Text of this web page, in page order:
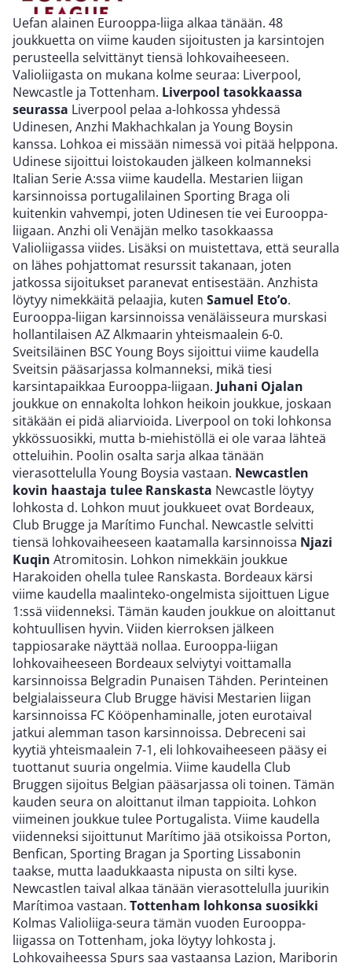
Uefan alainen Eurooppa-liiga alkaa tänään. 48
joukkuetta on viime kauden sijoitusten ja karsintojen
perusteella selvittänyt tiensä lohkovaiheeseen.
Valioliigasta on mukana kolme seuraa: Liverpool,
Newcastle ja Tottenham. Liverpool tasokkaassa
seurassa Liverpool pelaa a-lohkossa yhdessä
Udinesen, Anzhi Makhachkalan ja Young Boysin
kanssa. Lohkoa ei missään nimessä voi pitää helppona.
Udinese sijoittui loistokauden jälkeen kolmanneksi
Italian Serie A:ssa viime kaudella. Mestarien liigan
karsinnoissa portugalilainen Sporting Braga oli
kuitenkin vahvempi, joten Udinesen tie vei Eurooppa-
liigaan. Anzhi oli Venäjän melko tasokkaassa
Valioliigassa viides. Lisäksi on muistettava, että seuralla
on lähes pohjattomat resurssit takanaan, joten
jatkossa sijoitukset paranevat entisestään. Anzhista
löytyy nimekkäitä pelaajia, kuten Samuel Eto’o.
Eurooppa-liigan karsinnoissa venäläisseura murskasi
hollantilaisen AZ Alkmaarin yhteismaalein 6-0.
Sveitsiläinen BSC Young Boys sijoittui viime kaudella
Sveitsin pääsarjassa kolmanneksi, mikä tiesi
karsintapaikkaa Eurooppa-liigaan. Juhani Ojalan
joukkue on ennakolta lohkon heikoin joukkue, joskaan
sitäkään ei pidä aliarvioida. Liverpool on toki lohkonsa
ykkössuosikki, mutta b-miehistöllä ei ole varaa lähteä
otteluihin. Poolin osalta sarja alkaa tänään
vierasottelulla Young Boysia vastaan. Newcastlen
kovin haastaja tulee Ranskasta Newcastle löytyy
lohkosta d. Lohkon muut joukkueet ovat Bordeaux,
Club Brugge ja Marítimo Funchal. Newcastle selvitti
tiensä lohkovaiheeseen kaatamalla karsinnoissa Njazi
Kuqin Atromitosin. Lohkon nimekkäin joukkue
Harakoiden ohella tulee Ranskasta. Bordeaux kärsi
viime kaudella maalinteko-ongelmista sijoittuen Ligue
1:ssä viidenneksi. Tämän kauden joukkue on aloittanut
kohtuullisen hyvin. Viiden kierroksen jälkeen
tappiosarake näyttää nollaa. Eurooppa-liigan
lohkovaiheeseen Bordeaux selviytyi voittamalla
karsinnoissa Belgradin Punaisen Tähden. Perinteinen
belgialaisseura Club Brugge hävisi Mestarien liigan
karsinnoissa FC Kööpenhaminalle, joten eurotaival
jatkui alemman tason karsinnoissa. Debreceni sai
kyytiä yhteismaalein 7-1, eli lohkovaiheeseen pääsy ei
tuottanut suuria ongelmia. Viime kaudella Club
Bruggen sijoitus Belgian pääsarjassa oli toinen. Tämän
kauden seura on aloittanut ilman tappioita. Lohkon
viimeinen joukkue tulee Portugalista. Viime kaudella
viidenneksi sijoittunut Marítimo jää otsikoissa Porton,
Benfican, Sporting Bragan ja Sporting Lissabonin
taakse, mutta laadukkaasta nipusta on silti kyse.
Newcastlen taival alkaa tänään vierasottelulla juurikin
Marítimoa vastaan. Tottenham lohkonsa suosikki
Kolmas Valioliiga-seura tämän vuoden Eurooppa-
liigassa on Tottenham, joka löytyy lohkosta j.
Lohkovaiheessa Spurs saa vastaansa Lazion, Mariborin